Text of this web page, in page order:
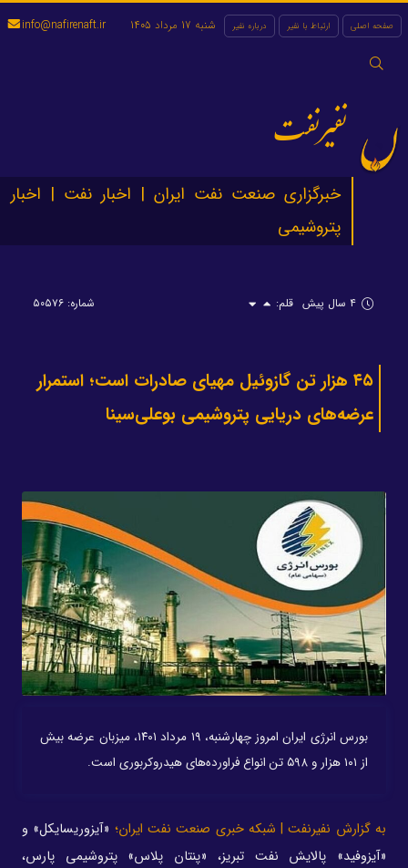
صفحه اصلی ارتباط با نفیر درباره نفیر
جستجو
شنبه 17 مرداد 1405 info@nafirenaft.ir
نفیرنفت
خبرگزاری صنعت نفت ایران | اخبار نفت | اخبار
پتروشیمی
۴ سال پیش قلم: شماره: ۵۰۵۷۶
۴۵ هزار تن گازوئیل مهیای صادرات است؛ استمرار
عرضه‌های دریایی پتروشیمی بوعلی‌سینا
بورس انرژی ایران امروز چهارشنبه، ۱۹ مرداد ۱۴۰۱، میزبان عرضه بیش
از ۱۰۱ هزار و ۵۹۸ تن انواع فراورده‌های هیدروکربوری است.
به گزارش نفیرنفت | شبکه خبری صنعت نفت ایران؛ «آیزوریسایکل» و
«آیزوفید» پالایش نفت تبریز، «پنتان پلاس» پتروشیمی پارس،